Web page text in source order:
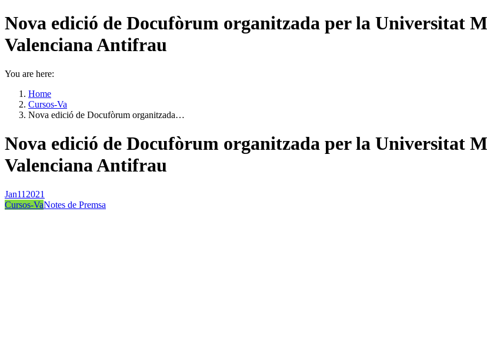
Nova edició de Docufòrum organitzada per la Universitat
Valenciana Antifrau
You are here:
Home
Cursos-Va
Nova edició de Docufòrum organitzada…
Nova edició de Docufòrum organitzada per la Universitat
Valenciana Antifrau
Jan11 2021
Cursos-VaNotes de Premsa